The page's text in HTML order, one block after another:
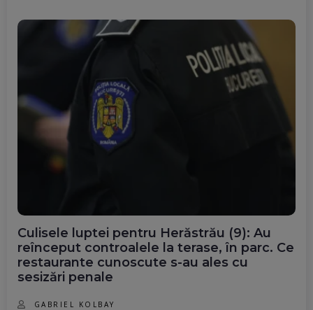
Culisele luptei pentru Herăstrău (9): Au
reînceput controalele la terase, în parc. Ce
restaurante cunoscute s-au ales cu
sesizări penale
GABRIEL KOLBAY